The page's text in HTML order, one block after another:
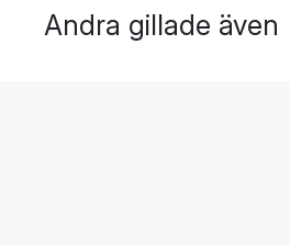
Andra gillade även